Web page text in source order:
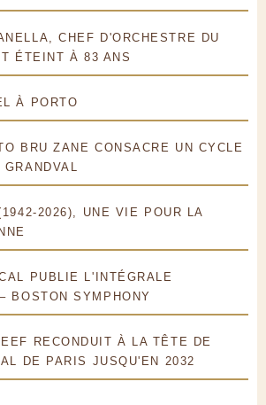
CHEF D'ORCHESTRE DU
ÉTEINT À 83 ANS
À PORTO
BRU ZANE CONSACRE UN CYCLE
2026), UNE VIE POUR LA
PUBLIE L'INTÉGRALE
BOSTON SYMPHONY
RECONDUIT À LA TÊTE DE
DE PARIS JUSQU'EN 2032